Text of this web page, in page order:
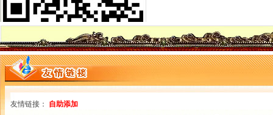
本期关注干部作风转变
龙溪亿佰家连超市有没有营业执照_搜问问
重庆中港税务师事务所有限公司联系方式_信用报告_工商信息-启信宝
【重庆鹏鑫财务咨询有限公司】-代理记帐-重庆赶集网
评价高的重庆工商注册代办口碑怎么样商业服务-久久信息网
工商年检-注册公司-企业服务
办理贵州都匀房开公司资质及工商营业执照注册登记企业工程增资亮资
重庆工商代办花多少钱就选企业工坊—深圳罗湖区国贸海外公司注册
郫县友爱镇（龙溪村、达通村）、安德镇（安龙村、云丰村）一级土地
友情链接： 自助添加